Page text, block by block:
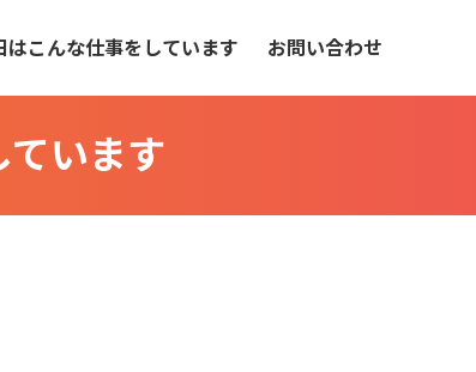
はこんな仕事をしています お問い合わせ
ています